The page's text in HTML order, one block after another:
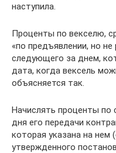
наступила.
Проценты по векселю,
«по предъявлении, но
следующего за днем,
дата, когда вексель
объясняется так.
Начислять проценты по
дня его передачи
которая указана на нем
утвержденного